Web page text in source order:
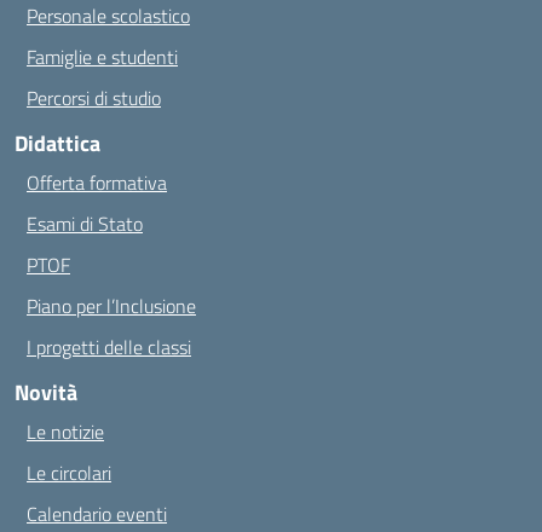
Personale scolastico
Famiglie e studenti
Percorsi di studio
Didattica
Offerta formativa
Esami di Stato
PTOF
Piano per l’Inclusione
I progetti delle classi
Novità
Le notizie
Le circolari
Calendario eventi